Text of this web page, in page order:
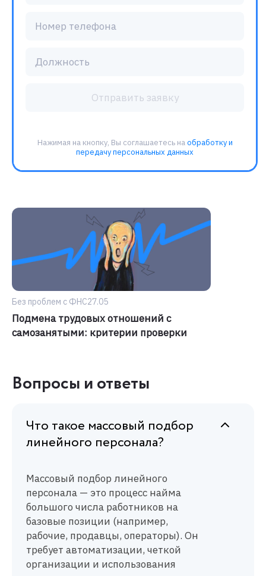
Без проблем с ФНС27.05
Подмена трудовых отношений с
самозанятыми: критерии проверки
Вопросы и ответы
Что такое массовый подбор
линейного персонала?
Массовый подбор линейного
персонала — это процесс найма
большого числа работников на
базовые позиции (например,
рабочие, продавцы, операторы). Он
требует автоматизации, четкой
организации и использования